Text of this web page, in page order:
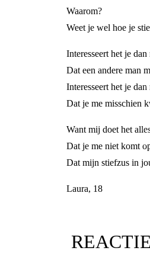
Waarom?
Weet je wel hoe je
Interesseert het je dan
Dat een andere man
Interesseert het je dan
Dat je me misschien
Want mij doet het
Dat je me niet komt
Dat mijn stiefzus in
Laura, 18